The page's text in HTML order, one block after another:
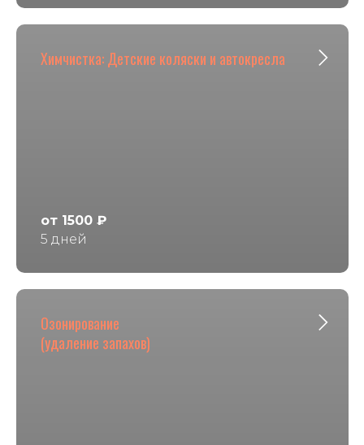
Химчистка: Детские коляски и автокресла
от 1500 ₽
5 дней
Озонирование
(удаление запахов)